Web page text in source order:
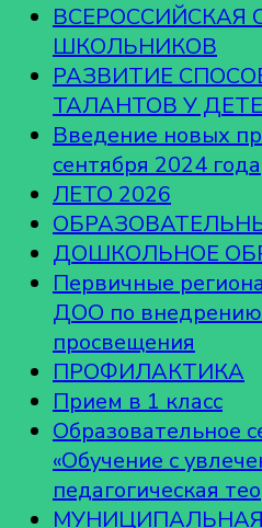
ШКОЛЬНИКОВ
РАЗВИТИЕ
ТАЛАНТОВ У
Введение новых
сентября 2024 года
ЛЕТО 2026
ДОШКОЛЬНОЕ
Первичные
ДОО по
просвещения
ПРОФИЛАКТИКА
Прием в 1 класс
Образовательное
«Обучение с
педагогическая